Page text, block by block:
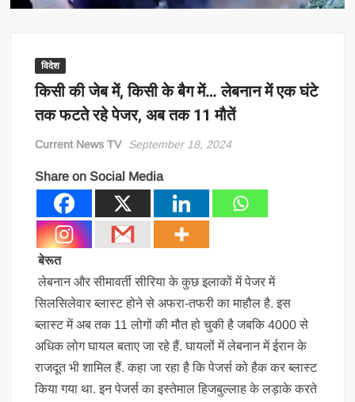
विदेश
किसी की जेब में, किसी के बैग में… लेबनान में एक घंटे
तक फटते रहे पेजर, अब तक 11 मौतें
Current News TV September 18, 2024
Share on Social Media
बेरूत
लेबनान और सीमावर्ती सीरिया के कुछ इलाकों में पेजर में
सिलसिलेवार ब्लास्ट होने से अफरा-तफरी का माहौल है. इस
ब्लास्ट में अब तक 11 लोगों की मौत हो चुकी है जबकि 4000 से
अधिक लोग घायल बताए जा रहे हैं. घायलों में लेबनान में ईरान के
राजदूत भी शामिल हैं. कहा जा रहा है कि पेजर्स को हैक कर ब्लास्ट
किया गया था. इन पेजर्स का इस्तेमाल हिजबुल्लाह के लड़ाके करते